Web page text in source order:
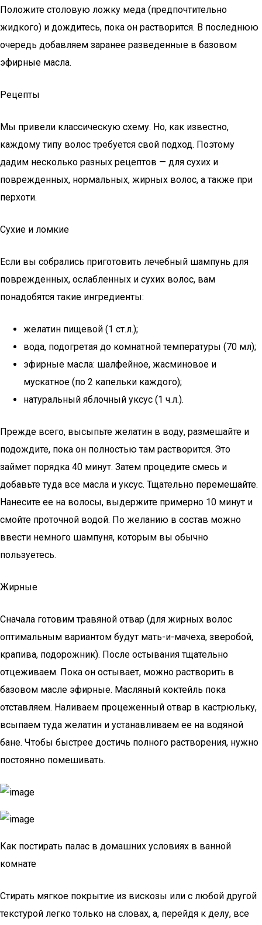
Положите столовую ложку меда (предпочтительно
жидкого) и дождитесь, пока он растворится. В последнюю
очередь добавляем заранее разведенные в базовом
эфирные масла.
Рецепты
Мы привели классическую схему. Но, как известно,
каждому типу волос требуется свой подход. Поэтому
дадим несколько разных рецептов — для сухих и
поврежденных, нормальных, жирных волос, а также при
перхоти.
Сухие и ломкие
Если вы собрались приготовить лечебный шампунь для
поврежденных, ослабленных и сухих волос, вам
понадобятся такие ингредиенты:
желатин пищевой (1 ст.л.);
вода, подогретая до комнатной температуры (70 мл);
эфирные масла: шалфейное, жасминовое и
мускатное (по 2 капельки каждого);
натуральный яблочный уксус (1 ч.л.).
Прежде всего, высыпьте желатин в воду, размешайте и
подождите, пока он полностью там растворится. Это
займет порядка 40 минут. Затем процедите смесь и
добавьте туда все масла и уксус. Тщательно перемешайте.
Нанесите ее на волосы, выдержите примерно 10 минут и
смойте проточной водой. По желанию в состав можно
ввести немного шампуня, которым вы обычно
пользуетесь.
Жирные
Сначала готовим травяной отвар (для жирных волос
оптимальным вариантом будут мать-и-мачеха, зверобой,
крапива, подорожник). После остывания тщательно
отцеживаем. Пока он остывает, можно растворить в
базовом масле эфирные. Масляный коктейль пока
отставляем. Наливаем процеженный отвар в кастрюльку,
всыпаем туда желатин и устанавливаем ее на водяной
бане. Чтобы быстрее достичь полного растворения, нужно
постоянно помешивать.
Как постирать палас в домашних условиях в ванной
комнате
Стирать мягкое покрытие из вискозы или с любой другой
текстурой легко только на словах, а, перейдя к делу, все